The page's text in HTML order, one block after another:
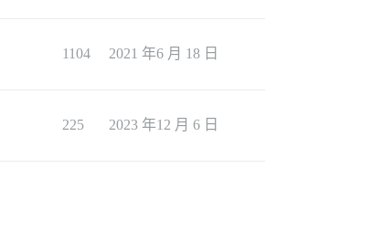
1104 2021 年6 月 18 日
225 2023 年12 月 6 日